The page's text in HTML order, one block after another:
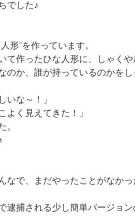
でした♪
形”を作っています。
作ったひな人形に、しゃくや
のか、誰が持っているのかを
いな～！」
よく見えてきた！」
。
なで、まだやったことがなかっ
逮捕される少し簡単バージョン